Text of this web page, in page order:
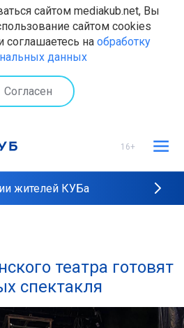
сайтом mediakub.net, Вы
сайтом cookies
соглашаетесь на обработку
данных
Согласен
16+
жителей КУБа
театра готовят
спектакля